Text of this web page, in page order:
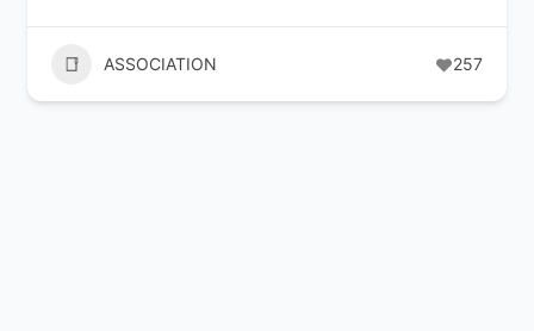
ASSOCIATION 257